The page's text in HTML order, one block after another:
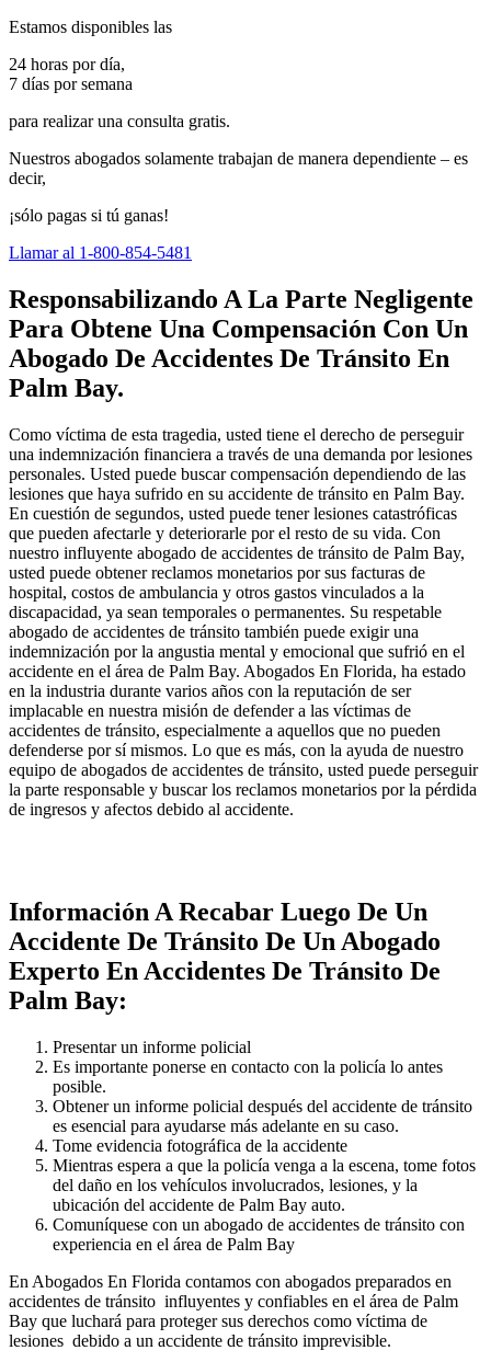
Estamos disponibles las
24 horas por día,
7 días por semana
para realizar una consulta gratis.
Nuestros abogados solamente trabajan de manera dependiente – es
decir,
¡sólo pagas si tú ganas!
Llamar al 1-800-854-5481
Responsabilizando A La Parte Negligente
Para Obtene Una Compensación Con Un
Abogado De Accidentes De Tránsito En
Palm Bay.
Como víctima de esta tragedia, usted tiene el derecho de perseguir
una indemnización financiera a través de una demanda por lesiones
personales. Usted puede buscar compensación dependiendo de las
lesiones que haya sufrido en su accidente de tránsito en Palm Bay.
En cuestión de segundos, usted puede tener lesiones catastróficas
que pueden afectarle y deteriorarle por el resto de su vida. Con
nuestro influyente abogado de accidentes de tránsito de Palm Bay,
usted puede obtener reclamos monetarios por sus facturas de
hospital, costos de ambulancia y otros gastos vinculados a la
discapacidad, ya sean temporales o permanentes. Su respetable
abogado de accidentes de tránsito también puede exigir una
indemnización por la angustia mental y emocional que sufrió en el
accidente en el área de Palm Bay. Abogados En Florida, ha estado
en la industria durante varios años con la reputación de ser
implacable en nuestra misión de defender a las víctimas de
accidentes de tránsito, especialmente a aquellos que no pueden
defenderse por sí mismos. Lo que es más, con la ayuda de nuestro
equipo de abogados de accidentes de tránsito, usted puede perseguir
la parte responsable y buscar los reclamos monetarios por la pérdida
de ingresos y afectos debido al accidente.
Información A Recabar Luego De Un
Accidente De Tránsito De Un Abogado
Experto En Accidentes De Tránsito De
Palm Bay:
Presentar un informe policial
Es importante ponerse en contacto con la policía lo antes
posible.
Obtener un informe policial después del accidente de tránsito
es esencial para ayudarse más adelante en su caso.
Tome evidencia fotográfica de la accidente
Mientras espera a que la policía venga a la escena, tome fotos
del daño en los vehículos involucrados, lesiones, y la
ubicación del accidente de Palm Bay auto.
Comuníquese con un abogado de accidentes de tránsito con
experiencia en el área de Palm Bay
En Abogados En Florida contamos con abogados preparados en
accidentes de tránsito influyentes y confiables en el área de Palm
Bay que luchará para proteger sus derechos como víctima de
lesiones debido a un accidente de tránsito imprevisible.